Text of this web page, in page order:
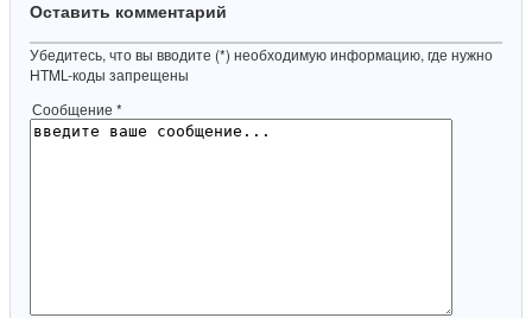
Оставить комментарий
Убедитесь, что вы вводите (*) необходимую информацию, где нужно
HTML-коды запрещены
Сообщение *